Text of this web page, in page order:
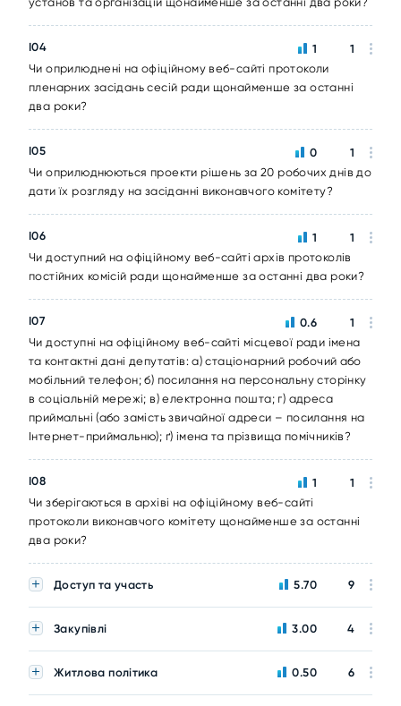
I04
Чи оприлюднені на офіційному веб-сайті протоколи
пленарних засідань сесій ради щонайменше за останні
два роки?
1 1
I05
Чи оприлюднюються проекти рішень за 20 робочих днів до
дати їх розгляду на засіданні виконавчого комітету?
0 1
I06
Чи доступний на офіційному веб-сайті архів протоколів
постійних комісій ради щонайменше за останні два роки?
1 1
I07
Чи доступні на офіційному веб-сайті місцевої ради імена
та контактні дані депутатів: а) стаціонарний робочий або
мобільний телефон; б) посилання на персональну сторінку
в соціальній мережі; в) електронна пошта; г) адреса
приймальні (або замість звичайної адреси – посилання на
Інтернет-приймальню); ґ) імена та прізвища помічників?
0.6 1
I08
Чи зберігаються в архіві на офіційному веб-сайті
протоколи виконавчого комітету щонайменше за останні
два роки?
1 1
Доступ та участь 5.70 9
Закупівлі 3.00 4
Житлова політика 0.50 6